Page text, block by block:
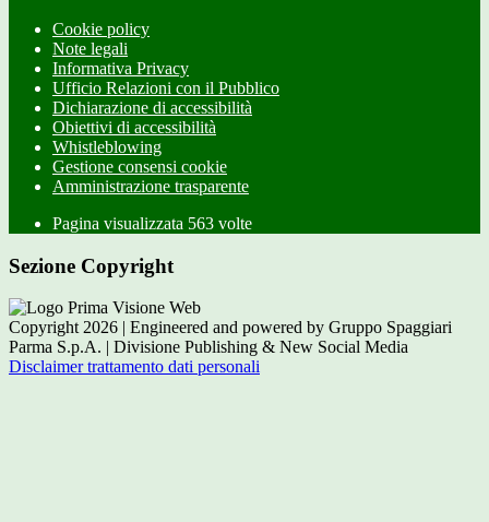
Cookie policy
Note legali
Informativa Privacy
Ufficio Relazioni con il Pubblico
Dichiarazione di accessibilità
Obiettivi di accessibilità
Whistleblowing
Gestione consensi cookie
Amministrazione trasparente
Pagina visualizzata 563 volte
Sezione Copyright
Copyright 2026 | Engineered and powered by Gruppo Spaggiari
Parma S.p.A. | Divisione Publishing & New Social Media
Disclaimer trattamento dati personali